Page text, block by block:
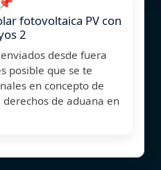
fotovoltaica PV con
2
desde fuera
posible que se te
en concepto de
derechos de aduana en